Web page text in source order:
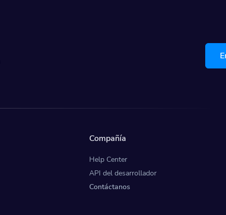
Compañía
Help Center
API del desarrollador
Contáctanos